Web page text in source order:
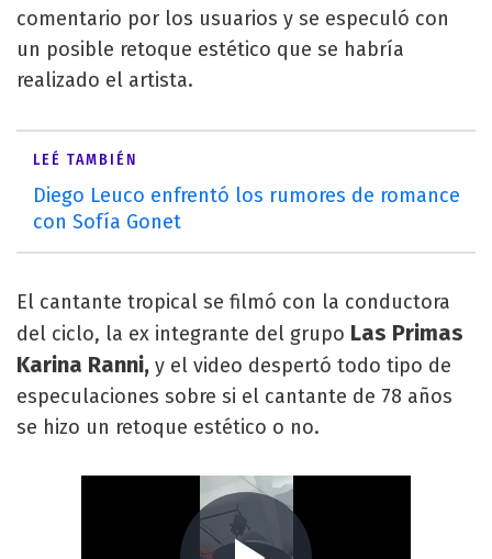
comentario por los usuarios y se especuló con
un posible retoque estético que se habría
realizado el artista.
LEÉ TAMBIÉN
Diego Leuco enfrentó los rumores de romance
con Sofía Gonet
El cantante tropical se filmó con la conductora
del ciclo, la ex integrante del grupo Las Primas
Karina Ranni, y el video despertó todo tipo de
especulaciones sobre si el cantante de 78 años
se hizo un retoque estético o no.